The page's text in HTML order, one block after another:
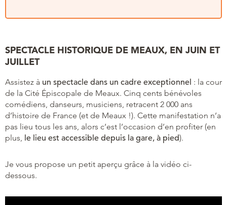
SPECTACLE HISTORIQUE DE MEAUX, EN JUIN ET
JUILLET
Assistez à un spectacle dans un cadre exceptionnel : la cour
de la Cité Épiscopale de Meaux. Cinq cents bénévoles
comédiens, danseurs, musiciens, retracent 2 000 ans
d’histoire de France (et de Meaux !). Cette manifestation n’a
pas lieu tous les ans, alors c’est l’occasion d’en profiter (en
plus, le lieu est accessible depuis la gare, à pied).
Je vous propose un petit aperçu grâce à la vidéo ci-
dessous.